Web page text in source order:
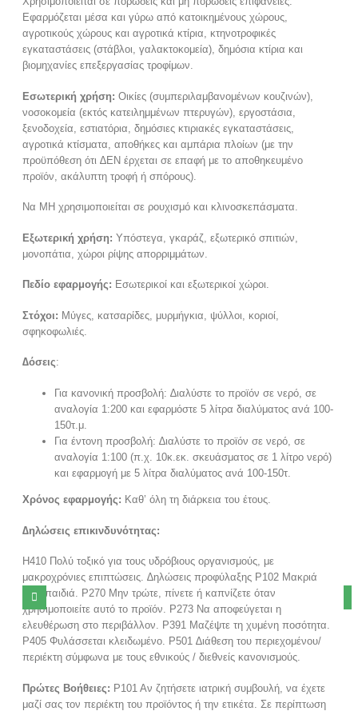
Εφαρμόζεται μέσα και γύρω από κατοικημένους χώρους,
αγροτικούς χώρους και αγροτικά κτίρια, κτηνοτροφικές
εγκαταστάσεις (στάβλοι, γαλακτοκομεία), δημόσια κτίρια και
βιομηχανίες επεξεργασίας τροφίμων.
Εσωτερική χρήση: Οικίες (συμπεριλαμβανομένων κουζινών),
νοσοκομεία (εκτός κατειλημμένων πτερυγών), εργοστάσια,
ξενοδοχεία, εστιατόρια, δημόσιες κτιριακές εγκαταστάσεις,
αγροτικά κτίσματα, αποθήκες και αμπάρια πλοίων (με την
προϋπόθεση ότι ∆ΕΝ έρχεται σε επαφή με το αποθηκευμένο
προϊόν, ακάλυπτη τροφή ή σπόρους).
Να ΜΗ χρησιμοποιείται σε ρουχισμό και κλινοσκεπάσματα.
Εξωτερική χρήση: Υπόστεγα, γκαράζ, εξωτερικό σπιτιών,
μονοπάτια, χώροι ρίψης απορριμμάτων.
Πεδίο εφαρμογής: Εσωτερικοί και εξωτερικοί χώροι.
Στόχοι: Μύγες, κατσαρίδες, μυρμήγκια, ψύλλοι, κοριοί,
σφηκοφωλιές.
∆όσεις:
Για κανονική προσβολή: ∆ιαλύστε το προϊόν σε νερό, σε
αναλογία 1:200 και εφαρμόστε 5 λίτρα διαλύματος ανά 100-
150τ.μ.
Για έντονη προσβολή: ∆ιαλύστε το προϊόν σε νερό, σε
αναλογία 1:100 (π.χ. 10κ.εκ. σκευάσματος σε 1 λίτρο νερό)
και εφαρμογή με 5 λίτρα διαλύματος ανά 100-150τ.
Χρόνος εφαρμογής: Καθ’ όλη τη διάρκεια του έτους.
∆ηλώσεις επικινδυνότητας:
H410 Πολύ τοξικό για τους υδρόβιους οργανισμούς, με
μακροχρόνιες επιπτώσεις. ∆ηλώσεις προφύλαξης P102 Μακριά
από παιδιά. P270 Μην τρώτε, πίνετε ή καπνίζετε όταν
χρησιμοποιείτε αυτό το προϊόν. Ρ273 Να αποφεύγεται η
ελευθέρωση στο περιβάλλον. Ρ391 Μαζέψτε τη χυμένη ποσότητα.
Ρ405 Φυλάσσεται κλειδωμένο. P501 ∆ιάθεση του περιεχομένου/
περιέκτη σύμφωνα με τους εθνικούς / διεθνείς κανονισμούς.
Πρώτες Βοήθειες: P101 Aν ζητήσετε ιατρική συμβουλή, να έχετε
μαζί σας τον περιέκτη του προϊόντος ή την ετικέτα. Σε περίπτωση